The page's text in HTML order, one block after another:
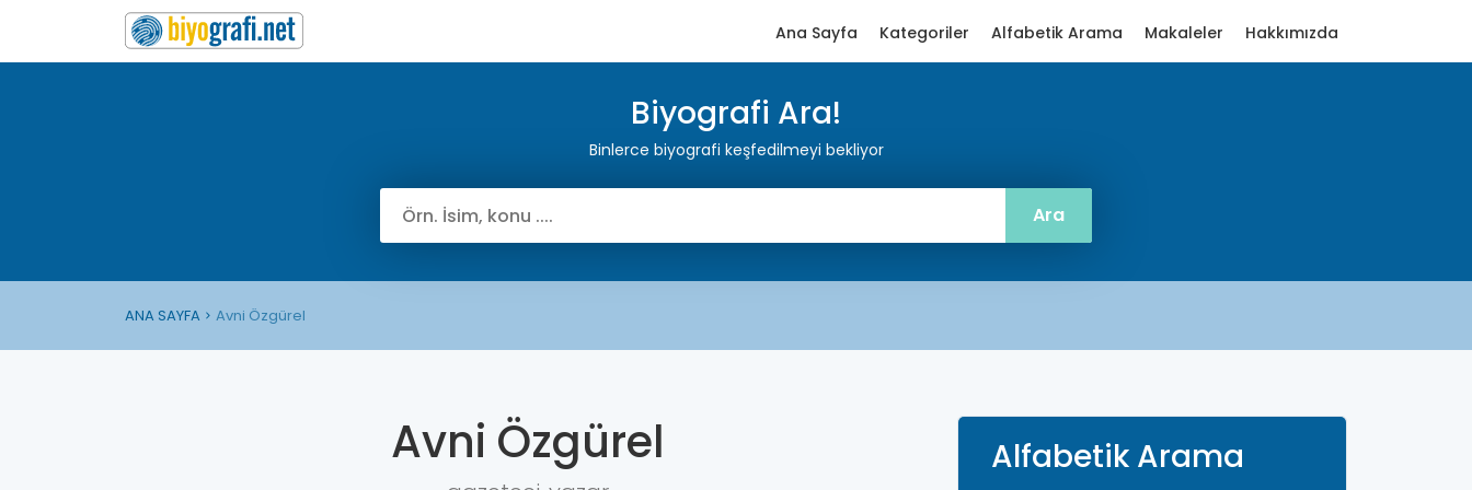
Ana Sayfa Kategoriler Alfabetik Arama Makaleler Hakkımızda
Biyografi Ara!
Binlerce biyografi keşfedilmeyi bekliyor
ANA SAYFA Avni Özgürel
Avni Özgürel Alfabetik Arama